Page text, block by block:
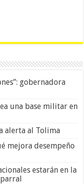
gobernadora
una base militar en
alerta al Tolima
mejora desempeño
estarán en la